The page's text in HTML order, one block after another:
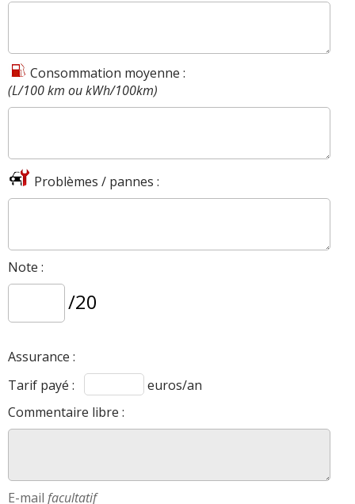
Consommation moyenne :
(L/100 km ou kWh/100km)
Problèmes / pannes :
Note :
/20
Assurance :
Tarif payé :
euros/an
Commentaire libre :
E-mail facultatif